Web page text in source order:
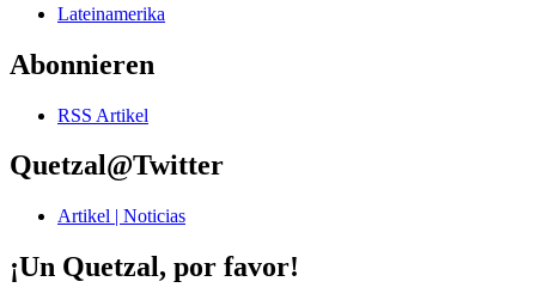
Lateinamerika
Abonnieren
RSS Artikel
Quetzal@Twitter
Artikel | Noticias
¡Un Quetzal, por favor!